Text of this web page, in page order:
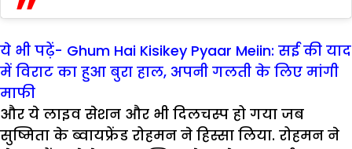
ये भी पढ़ें- Ghum Hai Kisikey Pyaar Meiin: सई की याद
में विराट का हुआ बुरा हाल, अपनी गलती के लिए मांगी
माफी
और ये लाइव सेशन और भी दिलचस्प हो गया जब
सुष्मिता के ब्वायफ्रेंड रोहमन ने हिस्सा लिया. रोहमन ने